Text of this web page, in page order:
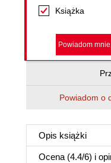
Książka
Powiadom
Powiadom o
Opis książki
Ocena (4.4/6) i